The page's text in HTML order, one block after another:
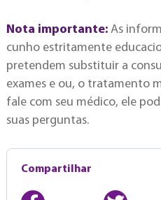
Nota importante: As
cunho estritamente
pretendem substituir a
exames e ou, o tratamento
fale com seu médico, ele
suas perguntas.
Compartilhar